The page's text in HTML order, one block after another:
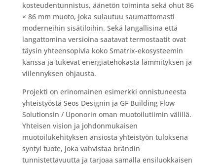
kosteudentunnistus, äänetön toiminta sekä ohut 86
× 86 mm muoto, joka sulautuu saumattomasti
moderneihin sisätiloihin. Sekä langallisina että
langattomina versioina saatavat termostaatit ovat
täysin yhteensopivia koko Smatrix-ekosysteemin
kanssa ja tukevat energiatehokasta lämmityksen ja
viilennyksen ohjausta.
Projekti on erinomainen esimerkki onnistuneesta
yhteistyöstä Seos Designin ja GF Building Flow
Solutionsin / Uponorin oman muotoilutiimin välillä.
Yhteisen vision ja johdonmukaisen
muotoilukehityksen ansiosta yhteistyön tuloksena
syntyi tuote, joka vahvistaa brändin
tunnistettavuutta ja tarjoaa samalla ensiluokkaisen